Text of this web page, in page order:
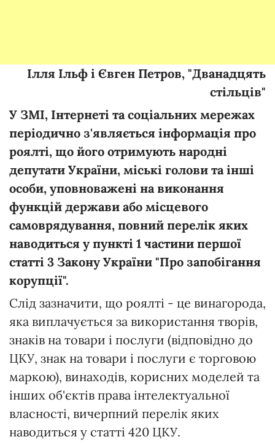
Ілля Ільф і Євген Петров, "Дванадцять
стільців"
У ЗМІ, Інтернеті та соціальних мережах
періодично з'являється інформація про
роялті, що його отримують народні
депутати України, міські голови та інші
особи, уповноважені на виконання
функцій держави або місцевого
самоврядування, повний перелік яких
наводиться у пункті 1 частини першої
статті 3 Закону України "Про запобігання
корупції".
Слід зазначити, що роялті - це винагорода,
яка виплачується за використання творів,
знаків на товари і послуги (відповідно до
ЦКУ, знак на товари і послуги є торговою
маркою), винаходів, корисних моделей та
інших об'єктів права інтелектуальної
власності, вичерпний перелік яких
наводиться у статті 420 ЦКУ.